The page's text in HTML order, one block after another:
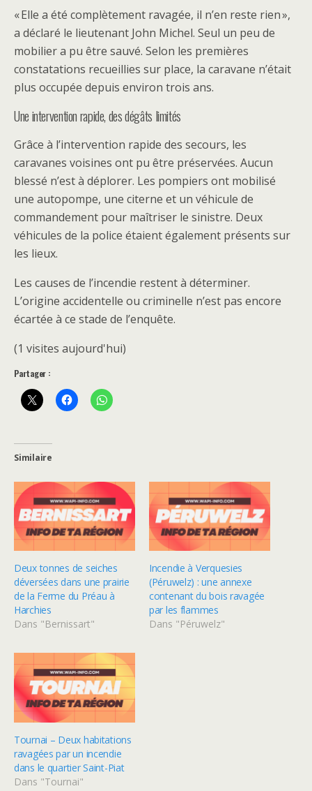
« Elle a été complètement ravagée, il n’en reste rien »,
a déclaré le lieutenant John Michel. Seul un peu de
mobilier a pu être sauvé. Selon les premières
constatations recueillies sur place, la caravane n’était
plus occupée depuis environ trois ans.
Une intervention rapide, des dégâts limités
Grâce à l’intervention rapide des secours, les
caravanes voisines ont pu être préservées. Aucun
blessé n’est à déplorer. Les pompiers ont mobilisé
une autopompe, une citerne et un véhicule de
commandement pour maîtriser le sinistre. Deux
véhicules de la police étaient également présents sur
les lieux.
Les causes de l’incendie restent à déterminer.
L’origine accidentelle ou criminelle n’est pas encore
écartée à ce stade de l’enquête.
(1 visites aujourd'hui)
Partager :
Similaire
Deux tonnes de seiches
déversées dans une prairie
de la Ferme du Préau à
Harchies
Dans "Bernissart"
Incendie à Verquesies
(Péruwelz) : une annexe
contenant du bois ravagée
par les flammes
Dans "Péruwelz"
Tournai – Deux habitations
ravagées par un incendie
dans le quartier Saint-Piat
Dans "Tournai"